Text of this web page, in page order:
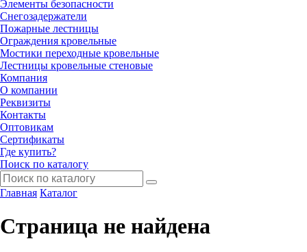
Элементы безопасности
Снегозадержатели
Пожарные лестницы
Ограждения кровельные
Мостики переходные кровельные
Лестницы кровельные стеновые
Компания
О компании
Реквизиты
Контакты
Оптовикам
Сертификаты
Где купить?
Поиск по каталогу
Главная Каталог
Страница не найдена